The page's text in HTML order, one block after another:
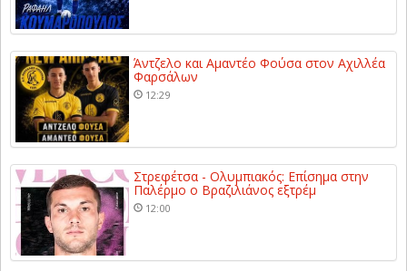
Άντζελο και Αμαντέο Φούσα στον Αχιλλέα
Φαρσάλων
12:29
Στρεφέτσα - Ολυμπιακός: Επίσημα στην
Παλέρμο ο Βραζιλιάνος εξτρέμ
12:00